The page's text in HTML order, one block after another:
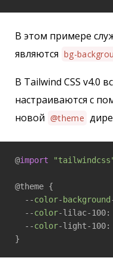
В этом примере
являются bg-
В Tailwind CSS v4.0
настраиваются с
новой @theme
@import
@theme {
  --
color- background
  --
color-lilac-100:
  --
color-light-100:
}